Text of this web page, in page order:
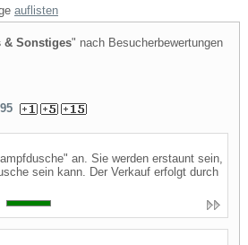
auflisten
& Sonstiges" nach Besucherbewertungen
95
an. Sie werden erstaunt sein,
sein kann. Der Verkauf erfolgt durch